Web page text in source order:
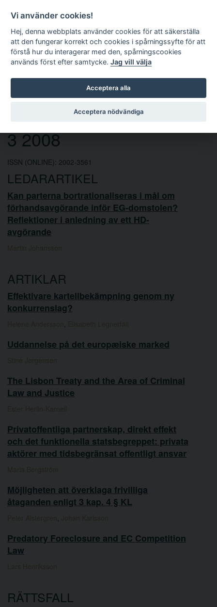
Sök
Europarättslig tidskrift nr
3 2008
ISSN (ONLINE): 2002-3561
LEDARARTIKEL
Kan parterna bortrationaliseras i mål om
förhandsavgörande inför EG-domstolen?
Reflektioner i anledning av ett HD-
avgörande
ARTIKLAR
Effektivare kartellbekämpning genom ny
konkurrenslag?
Uddannelse på det europæiske marked
The Lisbon Treaty and the Area of Criminal
Law and Justice
Privatoffentliga partnerskap, direkt effekt
och det funktionella statsbegreppet: privata
aktörer med tidsbegränsat offentligt ansvar
Möjligheten att överklaga frivilliga
åtaganden enligt 3 kap. 4 § KL
Predatory Foreclosure and EC Competition
Law
RÄTTSFALL
Vi använder cookies!
Hej, denna webbplats använder cookies för att säkerställa
att den fungerar korrekt och cookies i spårningssyfte för att
förstå hur du interagerar med den, spårningscookies
används först efter samtycke.Jag vill välja
Acceptera alla
Acceptera nödvändiga